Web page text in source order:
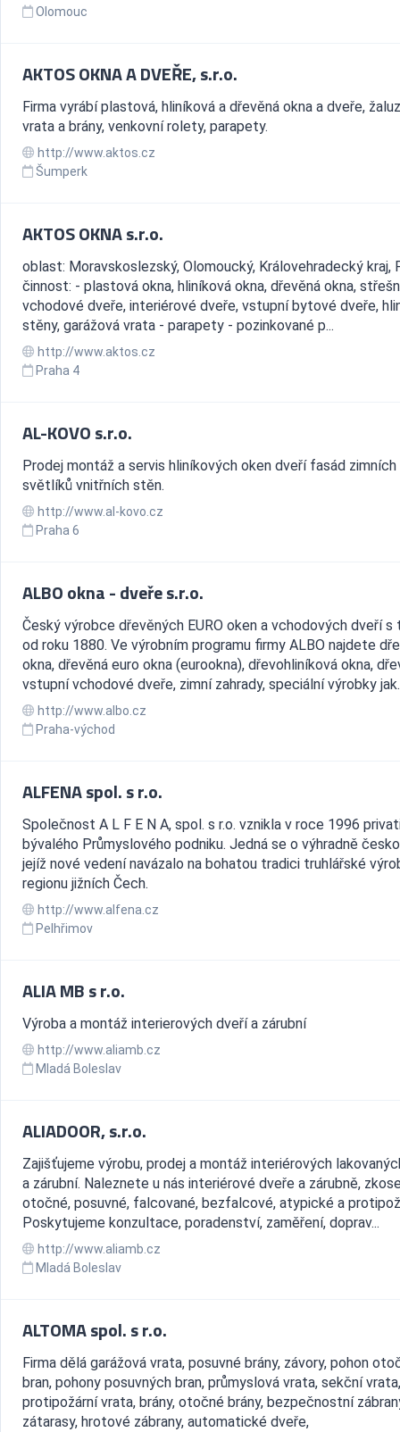
Olomouc
AKTOS OKNA A DVEŘE, s.r.o.
Firma vyrábí plastová, hliníková a dřevěná okna a dveře,
vrata a brány, venkovní rolety, parapety.
http://www.aktos.cz
Šumperk
AKTOS OKNA s.r.o.
oblast: Moravskoslezský, Olomoucký, Královehradecký kraj,
činnost: - plastová okna, hliníková okna, dřevěná okna,
vchodové dveře, interiérové dveře, vstupní bytové dveře,
stěny, garážová vrata - parapety - pozinkované p...
http://www.aktos.cz
Praha 4
AL-KOVO s.r.o.
Prodej montáž a servis hliníkových oken dveří fasád zimních
světlíků vnitřních stěn.
http://www.al-kovo.cz
Praha 6
ALBO okna - dveře s.r.o.
Český výrobce dřevěných EURO oken a vchodových dveří s
od roku 1880. Ve výrobním programu firmy ALBO najdete
okna, dřevěná euro okna (eurookna), dřevohliníková okna,
vstupní vchodové dveře, zimní zahrady, speciální výrobky
http://www.albo.cz
Praha-východ
ALFENA spol. s r.o.
Společnost A L F E N A, spol. s r.o. vznikla v roce 1996
bývalého Průmyslového podniku. Jedná se o výhradně
jejíž nové vedení navázalo na bohatou tradici truhlářské
regionu jižních Čech.
http://www.alfena.cz
Pelhřimov
ALIA MB s r.o.
Výroba a montáž interierových dveří a zárubní
http://www.aliamb.cz
Mladá Boleslav
ALIADOOR, s.r.o.
Zajišťujeme výrobu, prodej a montáž interiérových
a zárubní. Naleznete u nás interiérové dveře a zárubně,
otočné, posuvné, falcované, bezfalcové, atypické a
Poskytujeme konzultace, poradenství, zaměření, doprav...
http://www.aliamb.cz
Mladá Boleslav
ALTOMA spol. s r.o.
Firma dělá garážová vrata, posuvné brány, závory, pohon
bran, pohony posuvných bran, průmyslová vrata, sekční vrata,
protipožární vrata, brány, otočné brány, bezpečnostní
zátarasy, hrotové zábrany, automatické dveře,